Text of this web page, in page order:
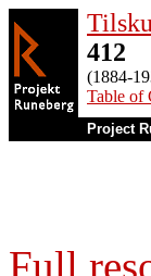
412
(1884-
Table of
Project
Full